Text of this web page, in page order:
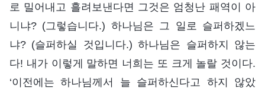
로 밀어내고 흘려보낸다면 그것은 엄청난 패역이 아
니냐? (그렇습니다.) 하나님은 그 일로 슬퍼하겠느
냐? (슬퍼하실 것입니다.) 하나님은 슬퍼하지 않는
다! 내가 이렇게 말하면 너희는 또 크게 놀랄 것이다.
‘이전에는 하나님께서 늘 슬퍼하신다고 하지 않았